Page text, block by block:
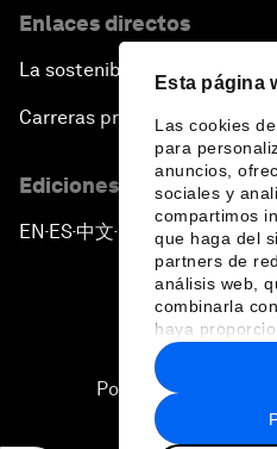
Esta página
Las cookies
para
anuncios,
sociales y
compartimos
que haga del
partners de
análisis web,
combinarla
haya
recopilado a
hecho de sus
Enlaces directos
La sostenibilidad en el Foro
Carreras profesionales
Ediciones en otros
EN ▪ES▪中文▪ 日本語
Política de